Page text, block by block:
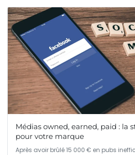
Médias owned, earned, paid : la
pour votre marque
Après avoir brûlé 15 000 € en pubs